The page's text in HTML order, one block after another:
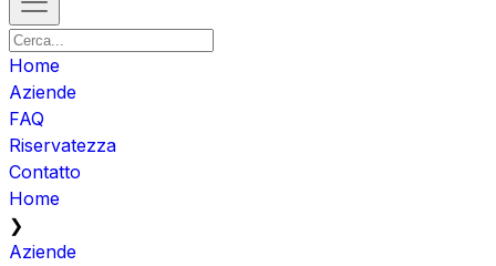
Home
Aziende
FAQ
Riservatezza
Contatto
Home
❯
Aziende